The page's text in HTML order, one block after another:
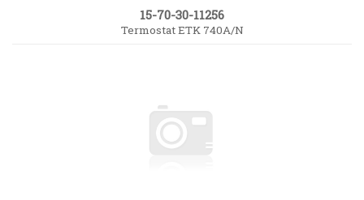
15-70-30-11256
Termostat ETK 740A/N